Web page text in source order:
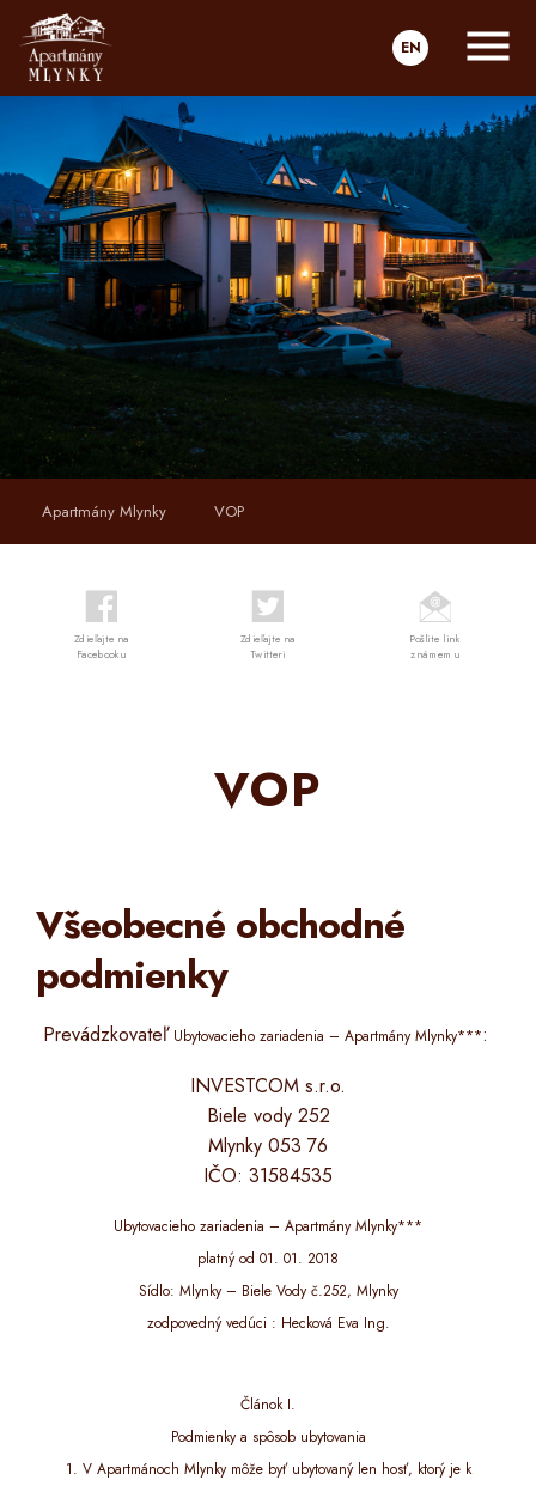
EN
Apartmány Mlynky VOP
Zdieľajte na
Facebooku
Zdieľajte na
Twitteri
Pošlite link
známemu
VOP
Všeobecné obchodné
podmienky
Prevádzkovateľ Ubytovacieho zariadenia – Apartmány Mlynky***:
INVESTCOM s.r.o.
Biele vody 252
Mlynky 053 76
IČO: 31584535
Ubytovacieho zariadenia – Apartmány Mlynky***
platný od 01. 01. 2018
Sídlo: Mlynky – Biele Vody č.252, Mlynky
zodpovedný vedúci : Hecková Eva Ing.
Článok I.
Podmienky a spôsob ubytovania
1. V Apartmánoch Mlynky môže byť ubytovaný len hosť, ktorý je k